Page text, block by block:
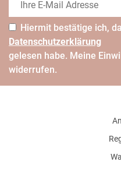
Hiermit bestätige ich,
Daten­schutz­erklärung
gelesen habe. Meine
widerrufen.